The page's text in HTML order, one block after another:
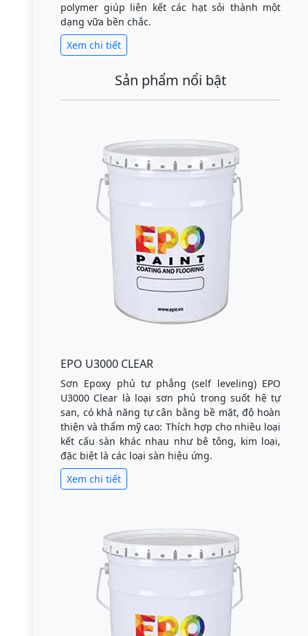
polymer giúp liên kết các hạt sỏi thành một
dạng vữa bền chắc.
Xem chi tiết
Sản phẩm nổi bật
EPO U3000 CLEAR
Sơn Epoxy phủ tự phẳng (self leveling) EPO
U3000 Clear là loại sơn phủ trong suốt hệ tự
san, có khả năng tự cân bằng bề mặt, độ hoàn
thiện và thẩm mỹ cao: Thích hợp cho nhiều loại
kết cấu sàn khác nhau như bê tông, kim loại,
đặc biệt là các loại sàn hiệu ứng.
Xem chi tiết